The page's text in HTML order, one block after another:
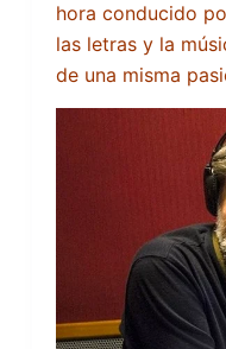
hora conducido
las letras y la
de una misma